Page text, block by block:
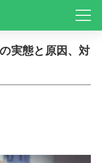
実態と原因、対